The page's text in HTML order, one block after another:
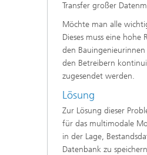
Transfer großer
Möchte man alle
Dieses muss eine
den
den Betreibern
zugesendet werden.
Lösung
Zur Lösung dieser
für das multimodale
in der Lage,
Datenbank zu